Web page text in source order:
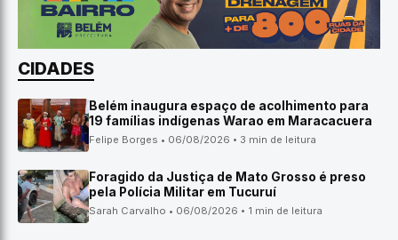
CIDADES
Belém inaugura espaço de acolhimento para
19 famílias indígenas Warao em Maracacuera
Felipe Borges • 06/08/2026 • 3 min de leitura
Foragido da Justiça de Mato Grosso é preso
pela Polícia Militar em Tucuruí
Sarah Carvalho • 06/08/2026 • 1 min de leitura